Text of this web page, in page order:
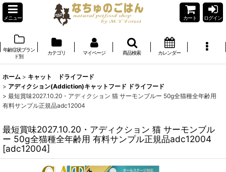
メニュー カート ログイン
年齢症状ブラン
ド別
カテゴリ マイページ 商品検索 カレンダー
ホーム > キャット ドライフード
> アディクション(Addiction)キャットフード ドライフード
> 最短賞味2027.10.20・アディクション 猫 サーモンブルー 50g全猫種全年齢用
有料サンプル正規品adc12004
最短賞味2027.10.20・アディクション 猫 サーモンブル
ー 50g全猫種全年齢用 有料サンプル正規品adc12004
[adc12004]